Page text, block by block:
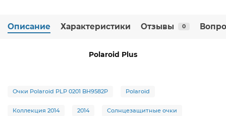
Описание Характеристики Отзывы 0
Polaroid Plus
Очки Polaroid PLP 0201 BH9582P Polaroid
Коллекция 2014 2014 Солнцезащитные очки